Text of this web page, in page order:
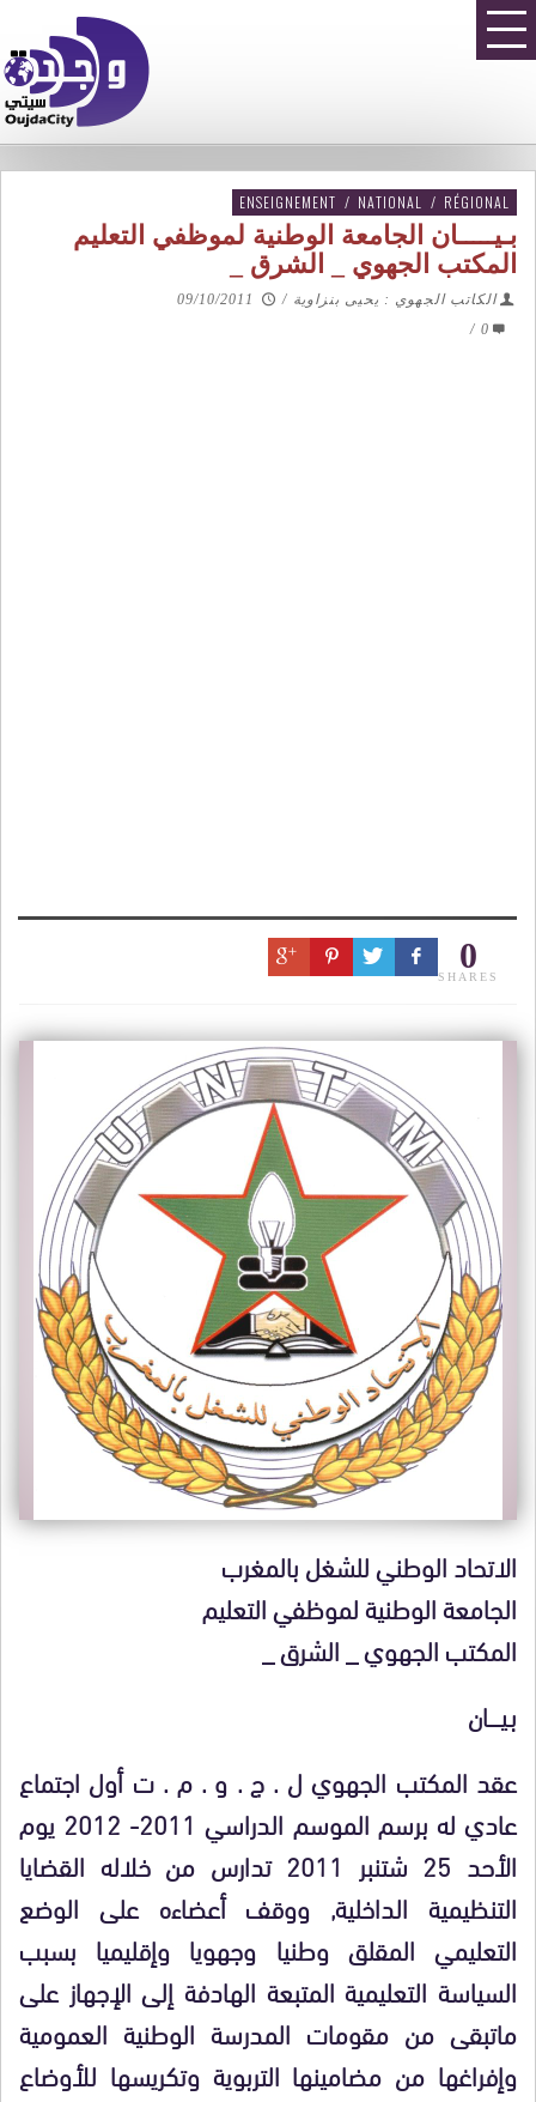
ENSEIGNEMENT / NATIONAL / RÉGIONAL
بـيـــــان الجامعة الوطنية لموظفي التعليم
المكتب الجهوي _ الشرق _
الكاتب الجهوي : يحيى بنزاوية /
09/10/2011
0
/
0
SHARES
الاتحاد الوطني للشغل بالمغرب
الجامعة الوطنية لموظفي التعليم
المكتب الجهوي _ الشرق _
بـيـــــان
عقد المكتب الجهوي ل . ج . و . م . ت أول اجتماع
عادي له برسم الموسم الدراسي 2011- 2012 يوم
الأحد 25 شتنبر 2011 تدارس من خلاله القضايا
التنظيمية الداخلية, ووقف أعضاءه على الوضع
التعليمي المقلق وطنيا وجهويا وإقليميا بسبب
السياسة التعليمية المتبعة الهادفة إلى الإجهاز على
ماتبقى من مقومات المدرسة الوطنية العمومية
وإفراغها من مضامينها التربوية وتكريسها للأوضاع